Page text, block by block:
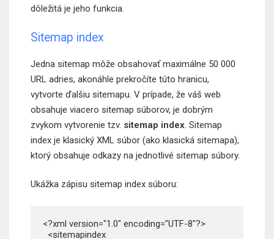
dôležitá je jeho funkcia.
Sitemap index
Jedna sitemap môže obsahovať maximálne 50 000
URL adries, akonáhle prekročíte túto hranicu,
vytvorte ďalšiu sitemapu. V prípade, že váš web
obsahuje viacero sitemap súborov, je dobrým
zvykom vytvorenie tzv. sitemap index. Sitemap
index je klasický XML súbor (ako klasická sitemapa),
ktorý obsahuje odkazy na jednotlivé sitemap súbory.
Ukážka zápisu sitemap index súboru:
<?xml version="1.0" encoding="UTF-8"?>